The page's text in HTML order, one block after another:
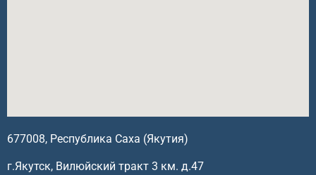
677008, Республика Саха (Якутия)
г.Якутск, Вилюйский тракт 3 км. д.47